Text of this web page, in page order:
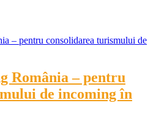
România – pentru
de incoming în